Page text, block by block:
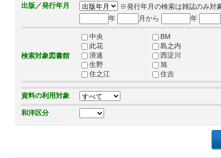
出版／発行年月
※発行年月の検索は雑誌のみ対
年
月から 年
検索対象図書館
中央
BM
此花
島之内
浪速
西淀川
生野
旭
住之江
住吉
資料の利用対象
和洋区分